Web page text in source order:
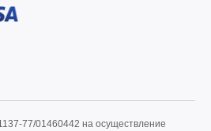
77/01460442 на осуществление